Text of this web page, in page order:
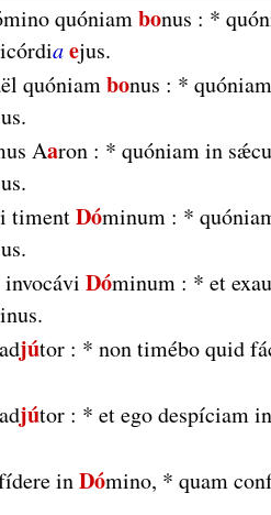
quóniambonus : *
aejus.
quóniambonus : *
Aaron : * quóniam in
timentDóminum : *
Dóminum : * et
jútor : * non timébo quid
jútor : * et ego despíciam
inDómino, * quam